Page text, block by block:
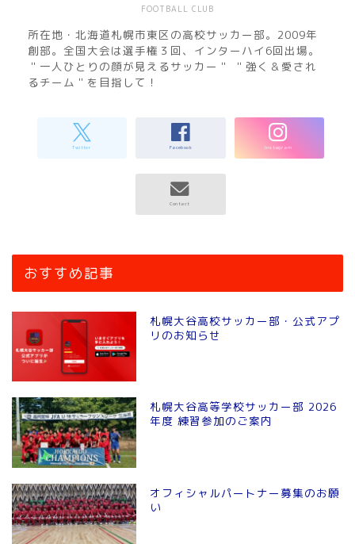
FOOTBALL CLUB
所在地・北海道札幌市東区の高校サッカー部。2009年
創部。全国大会は選手権３回、インターハイ6回出場。
＂一人ひとりの顔が見えるサッカー＂ ＂強く＆愛され
るチーム＂を目指して！
おすすめ記事
札幌大谷高校サッカー部・公式アプ
リのお知らせ
札幌大谷高等学校サッカー部 2026
年度 練習参加のご案内
オフィシャルパートナー募集のお願
い